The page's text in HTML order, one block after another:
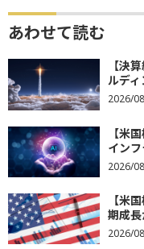
あわせて読む
【決
ルデ
2026/
【米
イン
2026/
【米
期成
2026/